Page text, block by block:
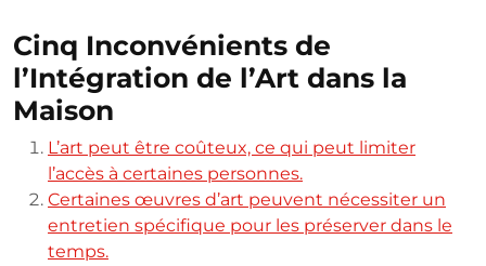
Cinq Inconvénients de
l’Intégration de l’Art dans la
Maison
L’art peut être coûteux, ce qui peut limiter
l’accès à certaines personnes.
Certaines œuvres d’art peuvent nécessiter un
entretien spécifique pour les préserver dans le
temps.